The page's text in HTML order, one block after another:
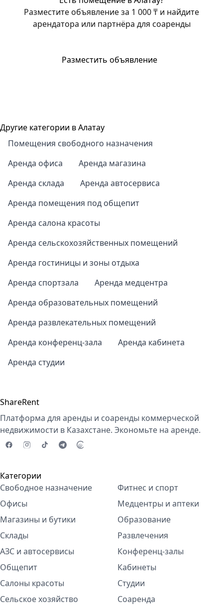
Разместите объявление за 1 000 ₸ и найдите
арендатора или партнёра для соаренды
Разместить объявление
Другие категории в Алатау
Помещения свободного назначения
Аренда офиса
Аренда магазина
Аренда склада
Аренда автосервиса
Аренда помещения под общепит
Аренда салона красоты
Аренда сельскохозяйственных помещений
Аренда гостиницы и зоны отдыха
Аренда спортзала
Аренда медцентра
Аренда образовательных помещений
Аренда развлекательных помещений
Аренда конференц-зала
Аренда кабинета
Аренда студии
ShareRent
Платформа для аренды и соаренды коммерческой
недвижимости в Казахстане. Экономьте на аренде.
Категории
Свободное назначение
Офисы
Магазины и бутики
Склады
АЗС и автосервисы
Общепит
Салоны красоты
Сельское хозяйство
Фитнес и спорт
Медцентры и аптеки
Образование
Развлечения
Конференц-залы
Кабинеты
Студии
Соаренда